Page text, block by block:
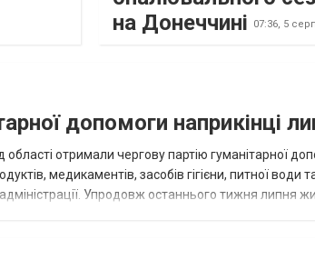
на Донеччині
07:36, 5
допомоги наприкінці
області отримали чергову партію гуманітарної
медикаментів, засобів гігієни, питної
Упродовж останнього тижня липня